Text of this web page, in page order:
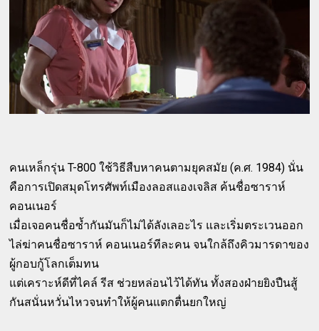
คนเหล็กรุ่น T-800 ใช้วิธีสืบหาคนตามยุคสมัย (ค.ศ. 1984) นั่น
คือการเปิดสมุดโทรศัพท์เมืองลอสแองเจลิส ค้นชื่อซาราห์
คอนเนอร์
เมื่อเจอคนชื่อซ้ำกันมันก็ไม่ได้ลังเลอะไร และเริ่มตระเวนออก
ไล่ฆ่าคนชื่อซาราห์ คอนเนอร์ทีละคน จนใกล้ถึงคิวมารดาของ
ผู้กอบกู้โลกเต็มทน
แต่เคราะห์ดีที่ไคล์ รีส ช่วยหล่อนไว้ได้ทัน ทั้งสองฝ่ายยิงปืนสู้
กันสนั่นหวั่นไหวจนทำให้ผู้คนแตกตื่นยกใหญ่